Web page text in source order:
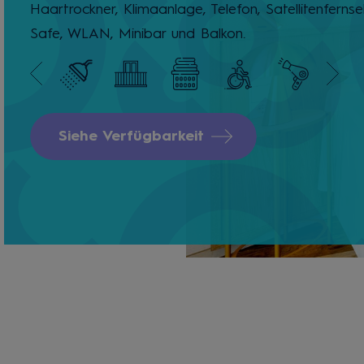
Haartrockner, Klimaanlage, Telefon,
Safe, WLAN, Minibar und Balkon.
Siehe Verfügbarkeit